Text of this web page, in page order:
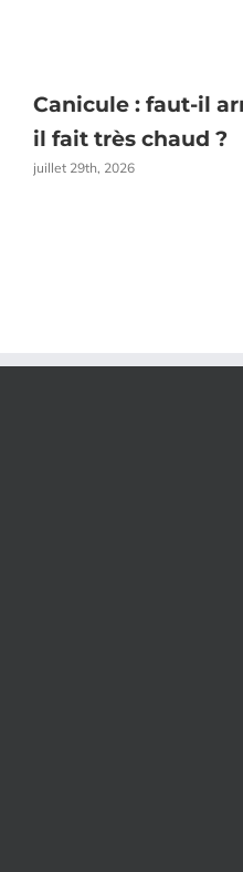
Canicule : faut-il
il fait très chaud ?
juillet 29th, 2026